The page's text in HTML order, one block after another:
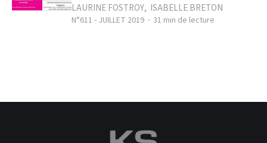
LAURINE FOSTROY, ISABELLE BRETON
N°611 - JUILLET 2019 31 min de lecture